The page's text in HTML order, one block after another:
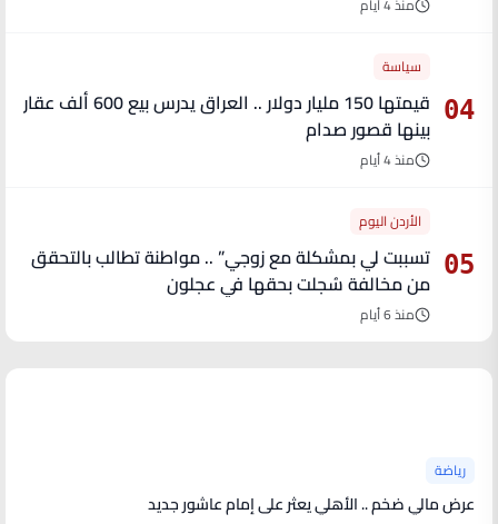
04
سياسة
قيمتها 150 مليار دولار .. العراق يدرس بيع 600 ألف عقار
بينها قصور صدام
منذ 4 أيام
05
الأردن اليوم
تسببت لي بمشكلة مع زوجي” .. مواطنة تطالب بالتحقق
من مخالفة سُجلت بحقها في عجلون
منذ 6 أيام
رياضة
عرض مالي ضخم .. الأهلي يعثر على إمام عاشور جديد